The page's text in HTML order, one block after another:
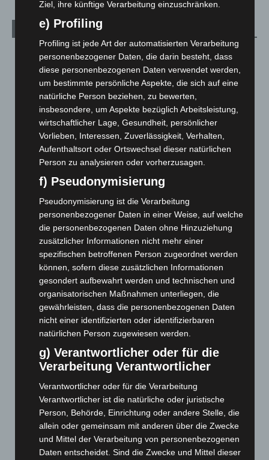
Archiv
August 2026(15)
Juli 2026(73)
Juni 2026 (139)
Mai 2026(99)
April 2026(99)
März 2026(115)
Februar 2026(109)
Januar 2026(122)
Dezember 2025(103)
November 2025(114)
Oktober 2025 (112)
September 2025 (93)
August 2025 (90)
Juli 2025
(90)
Juni 2025(103)
Mai 2025(112)
März 2025(111)
Januar 2025(88)
Dezember 2024(89)
November 2024(94)
Oktober 2024(93)
Ziel, ihre künftige Verarbeitung einzuschränken.
e) Profiling
Profiling ist jede Art der automatisierten Verarbeitung
personenbezogener Daten, die darin besteht, dass
diese personenbezogenen Daten verwendet werden,
um bestimmte persönliche Aspekte, die sich auf eine
natürliche Person beziehen, zu bewerten,
insbesondere, um Aspekte bezüglich Arbeitsleistung,
wirtschaftlicher Lage, Gesundheit, persönlicher
Vorlieben, Interessen, Zuverlässigkeit, Verhalten,
Aufenthaltsort oder Ortswechsel dieser natürlichen
Person zu analysieren oder vorherzusagen.
f) Pseudonymisierung
Pseudonymisierung ist die Verarbeitung
personenbezogener Daten in einer Weise, auf welche
die personenbezogenen Daten ohne Hinzuziehung
zusätzlicher Informationen nicht mehr einer
spezifischen betroffenen Person zugeordnet werden
können, sofern diese zusätzlichen Informationen
gesondert aufbewahrt werden und technischen und
organisatorischen Maßnahmen unterliegen, die
gewährleisten, dass die personenbezogenen Daten
nicht einer identifizierten oder identifizierbaren
natürlichen Person zugewiesen werden.
g) Verantwortlicher oder für die
Verarbeitung Verantwortlicher
Verantwortlicher oder für die Verarbeitung
Verantwortlicher ist die natürliche oder juristische
Person, Behörde, Einrichtung oder andere Stelle, die
allein oder gemeinsam mit anderen über die Zwecke
und Mittel der Verarbeitung von personenbezogenen
Daten entscheidet. Sind die Zwecke und Mittel dieser